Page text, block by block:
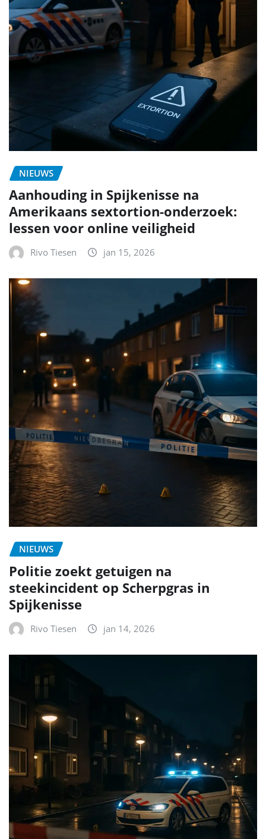
NIEUWS
Aanhouding in Spijkenisse na
Amerikaans sextortion-onderzoek:
lessen voor online veiligheid
Rivo Tiesen jan 15, 2026
NIEUWS
Politie zoekt getuigen na
steekincident op Scherpgras in
Spijkenisse
Rivo Tiesen jan 14, 2026